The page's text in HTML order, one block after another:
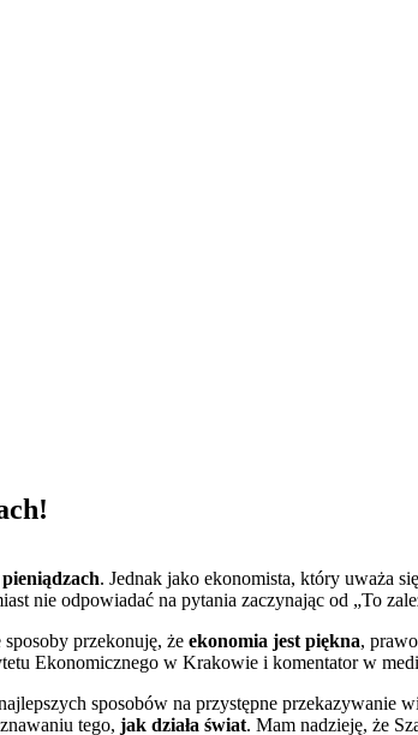
pieniądzach. Jednak jako ekonomista, który uważa
nie odpowiadać na pytania zaczynając od „To
przekonuję, żeekonomia jest piękna,
Ekonomicznego w Krakowie i komentator w
sposobów na przystępne przekazywanie
tego,jak działa świat. Mam nadzieję, że